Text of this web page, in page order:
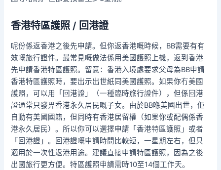
香港特區護照 / 回港證
呢份係返香港之後先申請。但你返香港嘅時候，BB需要有有
效嘅旅行證件。最常見嘅做法係用美國護照上機，返到香港
先申請香港特區護照。留意：香港入境處要求父母為BB申請
香港特區護照時，要出示出世紙同美國護照。如果你冇美國
護照，可以用「回港證」（一種臨時旅行證件），但係回港
證通常只發畀香港永久居民嘅子女。由於BB喺美國出世，佢
自動有美國國籍，但同時有香港居留權（如果你或配偶係香
港永久居民）。所以你可以選擇申請「香港特區護照」或者
「回港證」。回港證嘅申請時間比較短，一星期左右，但只
適用於一次性返港用途。建議直接申請特區護照，因為之後
出國旅行更方便。特區護照申請需時10至14個工作天。